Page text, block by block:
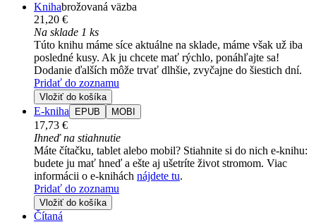
Knihabrožovaná väzba
21,20 €
Na sklade 1 ks
Túto knihu máme síce aktuálne na sklade, máme však už iba
posledné kusy. Ak ju chcete mať rýchlo, ponáhľajte sa!
Dodanie ďalších môže trvať dlhšie, zvyčajne do šiestich dní.
Pridať do zoznamu
Vložiť do košíka
E-kniha EPUB MOBI
17,73 €
Ihneď na stiahnutie
Máte čítačku, tablet alebo mobil? Stiahnite si do nich e-knihu:
budete ju mať hneď a ešte aj ušetríte život stromom. Viac
informácii o e-knihách nájdete tu.
Pridať do zoznamu
Vložiť do košíka
Čítaná